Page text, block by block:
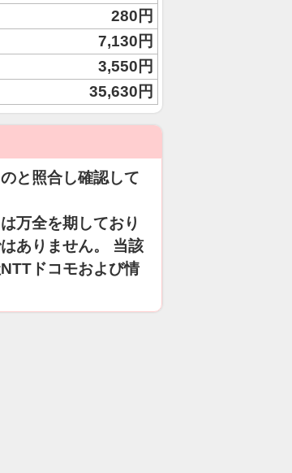
280円
7,130円
3,550円
35,630円
と照合し確認して
万全を期しており
ありません。 当該
ドコモおよび情